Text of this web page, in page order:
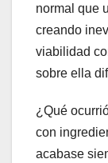
normal que
creando
viabilidad
sobre ella
¿Qué
con
acabase